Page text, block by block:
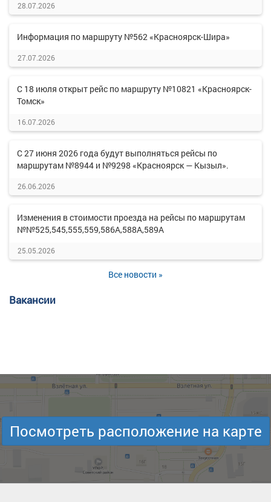
28.07.2026
Информация по маршруту №562 «Красноярск-Шира»
27.07.2026
С 18 июля открыт рейс по маршруту №10821 «Красноярск-
Томск»
16.07.2026
С 27 июня 2026 года будут выполняться рейсы по
маршрутам №8944 и №9298 «Красноярск — Кызыл».
26.06.2026
Изменения в стоимости проезда на рейсы по маршрутам
№№525,545,555,559,586А,588А,589А
25.05.2026
Все новости »
Вакансии
Посмотреть расположение на карте